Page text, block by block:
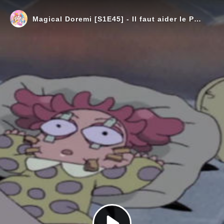
Magical Doremi [S1E45] - Il faut aider le Père-Noël !